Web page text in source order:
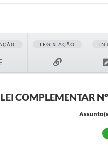
LEGISLAÇÃO
LEI COMPLEMENTAR